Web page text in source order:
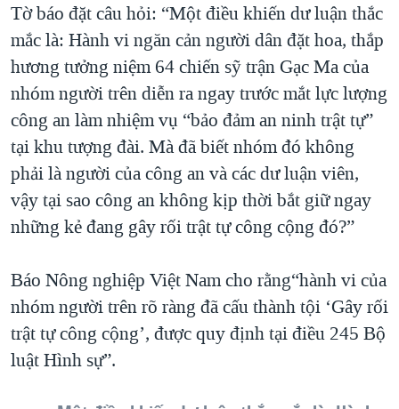
Tờ báo đặt câu hỏi: “Một điều khiến dư luận thắc
mắc là: Hành vi ngăn cản người dân đặt hoa, thắp
hương tưởng niệm 64 chiến sỹ trận Gạc Ma của
nhóm người trên diễn ra ngay trước mắt lực lượng
công an làm nhiệm vụ “bảo đảm an ninh trật tự”
tại khu tượng đài. Mà đã biết nhóm đó không
phải là người của công an và các dư luận viên,
vậy tại sao công an không kịp thời bắt giữ ngay
những kẻ đang gây rối trật tự công cộng đó?”
Báo Nông nghiệp Việt Nam cho rằng“hành vi của
nhóm người trên rõ ràng đã cấu thành tội ‘Gây rối
trật tự công cộng’, được quy định tại điều 245 Bộ
luật Hình sự”.